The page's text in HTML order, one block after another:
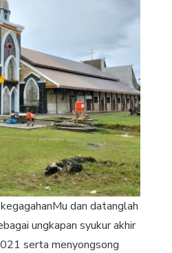
dan datanglah
ungkapan syukur akhir
serta menyongsong